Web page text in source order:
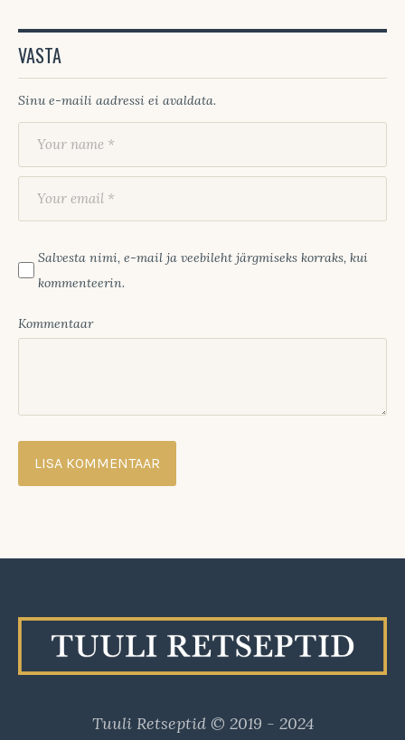
VASTA
Sinu e-maili aadressi ei avaldata.
Salvesta nimi, e-mail ja veebileht järgmiseks korraks, kui
kommenteerin.
Kommentaar
Tuuli Retseptid © 2019 - 2024